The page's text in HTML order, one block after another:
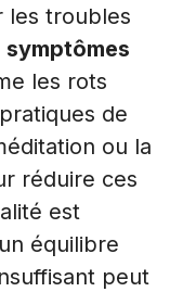
les troubles
symptômes
les rots
de
ou la
réduire ces
est
équilibre
peut